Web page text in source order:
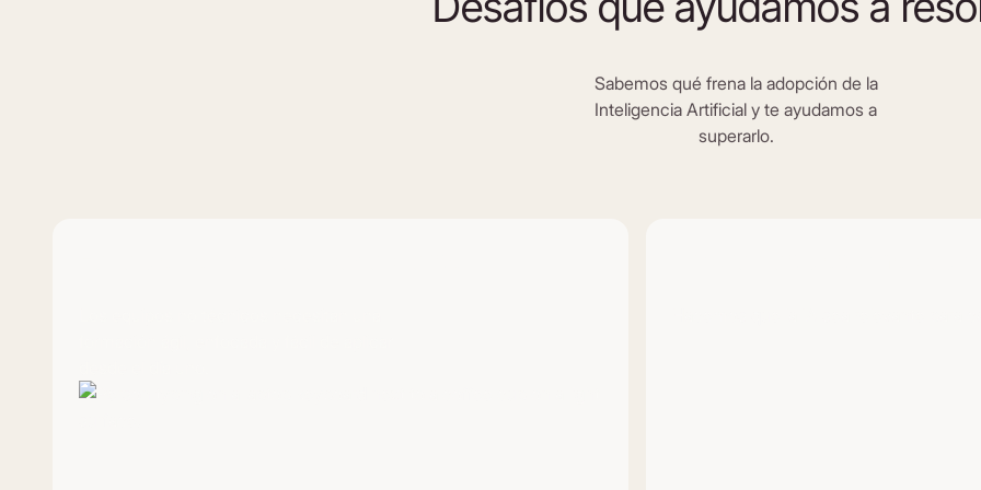
Sabemos qué frena la adopción de la
Inteligencia Artificial y te ayudamos a
superarlo.